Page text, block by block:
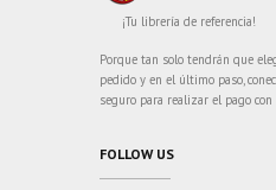
¡Tu librería de referencia!
Porque tan solo tendrán que
pedido y en el último paso,
seguro para realizar el pago
FOLLOW US